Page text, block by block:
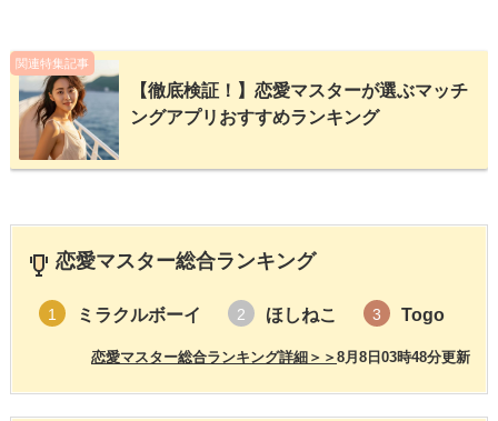
関連特集記事
【徹底検証！】恋愛マスターが選ぶマッチ
ングアプリおすすめランキング
恋愛マスター総合ランキング
1 ミラクルボーイ 2 ほしねこ 3 Togo
8月8日03時48分更新
恋愛マスター総合ランキング詳細＞＞